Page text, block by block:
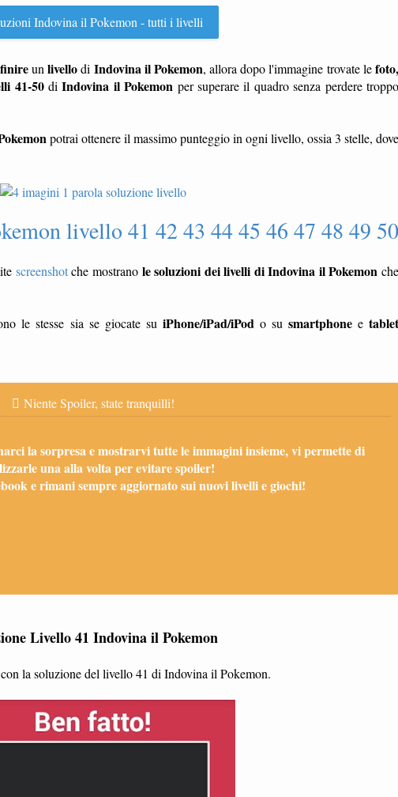
Indovina il Pokemon - tutti i livelli
finireunlivellodi Indovina il Pokemon, allora dopo l'immagine trovate lefoto,
41-50diIndovina il Pokemon per superare il quadro senza perdere troppo
potrai ottenere il massimo punteggio in ogni livello, ossia 3 stelle, dove
livello 41 42 43 44 45 46 47 48 49 50
screenshotche mostrano le soluzioni dei livelli di Indovina il Pokemon che
le stesse sia se giocate su iPhone/iPad/iPodo su smartphoneetablet
Niente Spoiler, state tranquilli!
la sorpresa e mostrarvi tutte le immagini insieme, vi permette di
una alla volta per evitare spoiler!
e rimani sempre aggiornato sui nuovi livelli e giochi!
Livello 41 Indovina il Pokemon
la soluzione del livello 41 di Indovina il Pokemon.